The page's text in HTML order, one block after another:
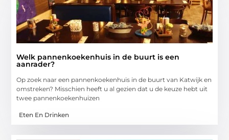
Welk pannenkoekenhuis in de buurt is een
aanrader?
Op zoek naar een pannenkoekenhuis in de buurt van Katwijk en
omstreken? Misschien heeft u al gezien dat u de keuze hebt uit
twee pannenkoekenhuizen
Eten En Drinken